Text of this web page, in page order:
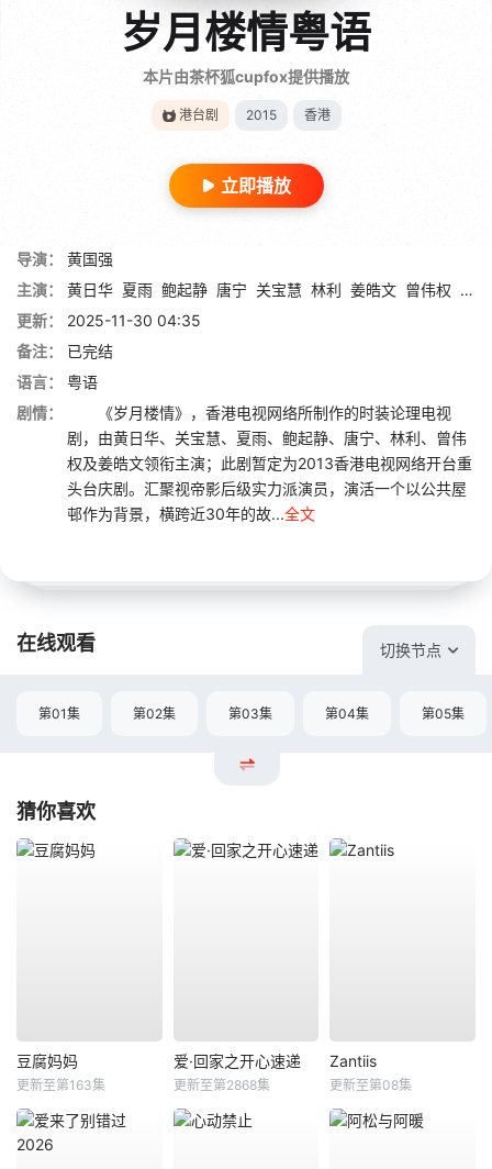
岁月楼情粤语
本片由茶杯狐cupfox提供播放
港台剧 2015 香港
立即播放
导演：
黄国强
主演：
黄日华 夏雨 鲍起静 唐宁 关宝慧 林利 姜皓文 曾伟权 關
更新：
2025-11-30 04:35
备注：
已完结
语言：
粤语
剧情：
《岁月楼情》，香港电视网络所制作的时装论理电视
剧，由黄日华、关宝慧、夏雨、鲍起静、唐宁、林利、曾伟
权及姜皓文领衔主演；此剧暂定为2013香港电视网络开台重
头台庆剧。汇聚视帝影后级实力派演员，演活一个以公共屋
邨作为背景，横跨近30年的故...全文
在线观看 切换节点
第01集 第02集 第03集 第04集 第05集
猜你喜欢
豆腐妈妈
更新至第163集
爱·回家之开心速递
更新至第2868集
Zantiis
更新至第08集